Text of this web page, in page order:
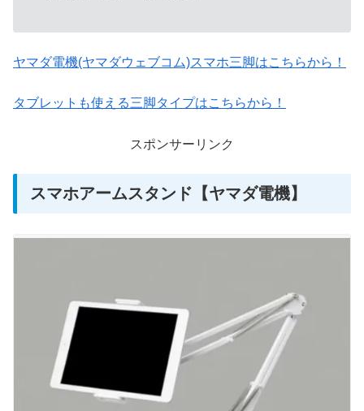
ヤマダ電機(ヤマダウェブコム)スマホ三脚はこちらから！
タブレットも使える三脚タイプはこちらから！
スポンサーリンク
スマホアームスタンド【ヤマダ電機】